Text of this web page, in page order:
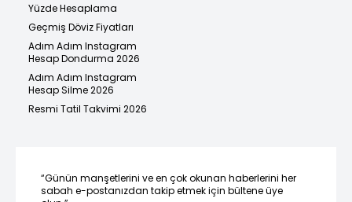
Yüzde Hesaplama
Geçmiş Döviz Fiyatları
Adım Adım Instagram
Hesap Dondurma 2026
Adım Adım Instagram
Hesap Silme 2026
Resmi Tatil Takvimi 2026
“Günün manşetlerini ve en çok okunan haberlerini her
sabah e-postanızdan takip etmek için bültene üye